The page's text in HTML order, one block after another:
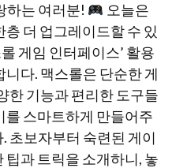
하는 여러분!
오늘은
더 업그레이드할 수 있
게임 인터페이스’ 활용
다. 맥스롤은 단순한 게
한 기능과 편리한 도구들
를 스마트하게 만들어주
초보자부터 숙련된 게이
과 트릭을 소개하니, 놓